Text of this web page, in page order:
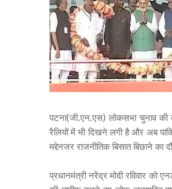
पटना(जी.एन.एस) लोकसभा चुनाव की
रैलियों में भी दिखने लगी है और अब
मद्देनजर राजनीतिक बिसात बिछाने का
प्रधानमंत्री नरेंद्र मोदी रविवार को